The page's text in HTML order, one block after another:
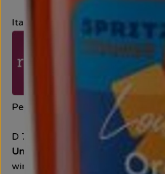
Italien
Peter Riegel Weinimport GmbH
D 78359 Orsingen
Unser Verständnis von Qualität
wird für uns nie ein seelenloser